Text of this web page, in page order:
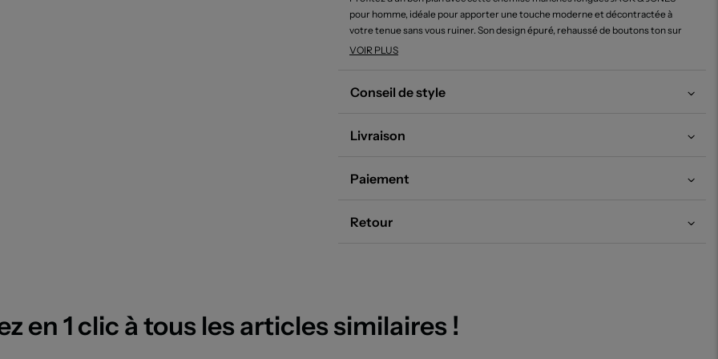
pour homme, idéale pour apporter une touche moderne et décontractée à
votre tenue sans vous ruiner. Son design épuré, rehaussé de boutons ton sur
ton et de poches discrètes, s’accorde aussi bien avec un jean qu’un pantalon
en faisant de vraies économies.
VOIR PLUS
Conseil de style
Livraison
Paiement
Retour
en 1 clic à tous les articles similaires !